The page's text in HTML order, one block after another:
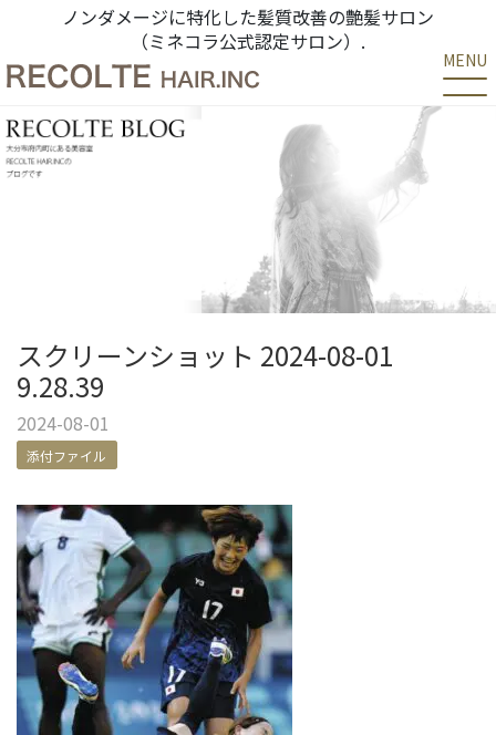
ノンダメージに特化した髪質改善の艶髪サロン
（ミネコラ公式認定サロン）.
MENU
スクリーンショット 2024-08-01
9.28.39
2024-08-01
添付ファイル